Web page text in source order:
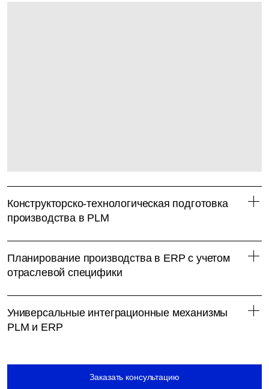
Конструкторско-технологическая подготовка
производства в PLM
Планирование производства в ERP с учетом
отраслевой специфики
Универсальные интеграционные механизмы
PLM и ERP
Заказать консультацию